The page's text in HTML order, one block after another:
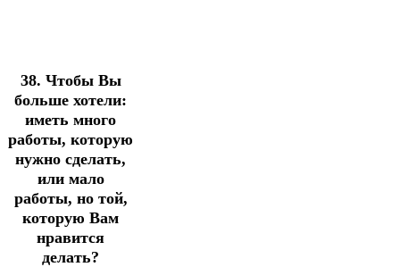
38. Чтобы Вы
больше хотели:
иметь много
работы, которую
нужно сделать,
или мало
работы, но той,
которую Вам
нравится
делать?